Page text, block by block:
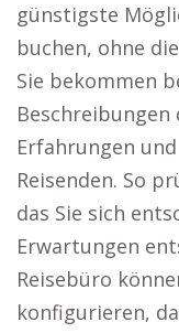
günstigste
buchen, ohne
Sie bekommen
Beschreibungen
Erfahrungen
Reisenden. So
das Sie sich
Erwartungen
Reisebüro
konfigurieren,